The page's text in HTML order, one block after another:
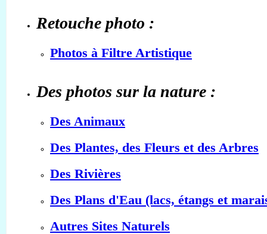
Retouche photo :
Photos à Filtre Artistique
Des photos sur la nature :
Des Animaux
Des Plantes, des Fleurs et des Arbres
Des Rivières
Des Plans d'Eau (lacs, étangs et
Autres Sites Naturels